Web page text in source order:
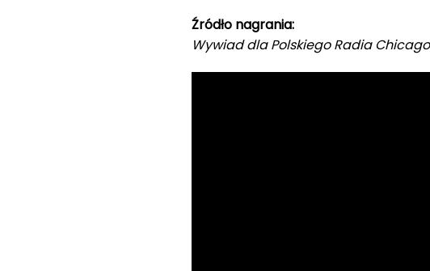
Źródło nagrania:
Wywiad dla Polskiego Radia Chicago